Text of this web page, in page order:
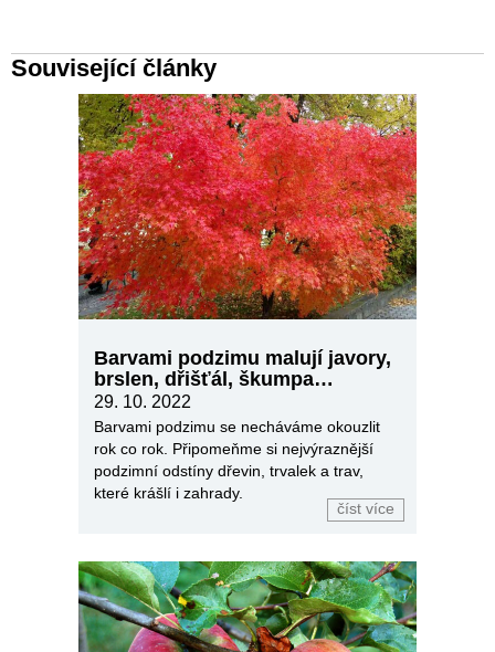
Související články
Barvami podzimu malují javory,
brslen, dřišťál, škumpa…
29. 10. 2022
Barvami podzimu se necháváme okouzlit
rok co rok. Připomeňme si nejvýraznější
podzimní odstíny dřevin, trvalek a trav,
které krášlí i zahrady.
číst více